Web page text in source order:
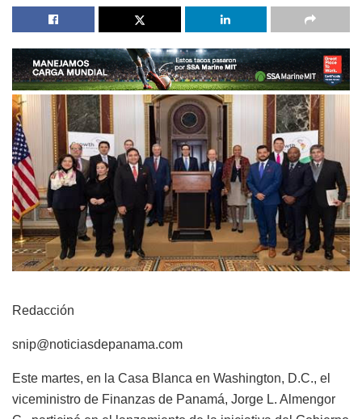
Redacción
snip@noticiasdepanama.com
Este martes, en la Casa Blanca en Washington, D.C., el
viceministro de Finanzas de Panamá, Jorge L. Almengor